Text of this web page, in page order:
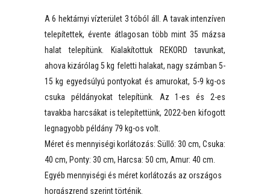
A 6 hektárnyi vízterület 3 tóból áll. A tavak intenzíven
telepítettek, évente átlagosan több mint 35 mázsa
halat telepítünk. Kialakítottuk REKORD tavunkat,
ahova kizárólag 5 kg feletti halakat, nagy számban 5-
15 kg egyedsúlyú pontyokat és amurokat, 5-9 kg-os
csuka példányokat telepítünk. Az 1-es és 2-es
tavakba harcsákat is telepítettünk, 2022-ben kifogott
legnagyobb példány 79 kg-os volt.
Méret és mennyiségi korlátozás: Süllő: 30 cm, Csuka:
40 cm, Ponty: 30 cm, Harcsa: 50 cm, Amur: 40 cm.
Egyéb mennyiségi és méret korlátozás az országos
horgászrend szerint történik.